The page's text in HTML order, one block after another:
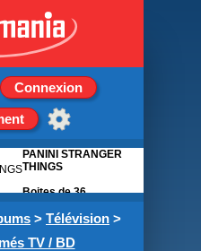
Connexion
> Télévision >
TV / BD
PANINI STRANGER
THINGS
Boites de 36
pochettes de 5
stickers